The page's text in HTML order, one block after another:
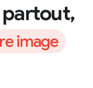
e image